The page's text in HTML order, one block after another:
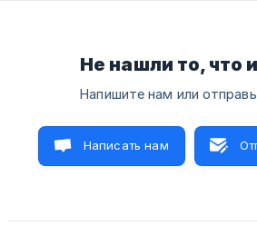
Не нашли то, что
Напишите нам или
Написать нам